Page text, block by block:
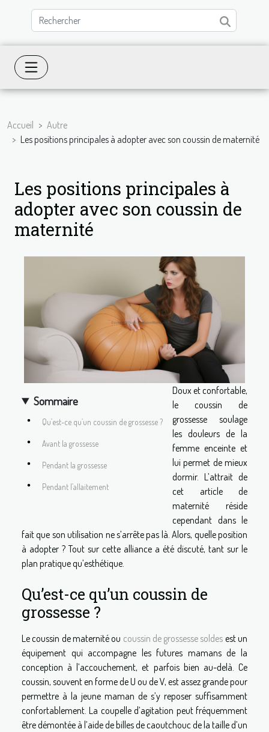
Accueil
Autre
Les positions principales à adopter avec son coussin de maternité
Les positions principales à
adopter avec son coussin de
maternité
Sommaire
Qu’est-ce qu’un coussin de grossesse ?
Avant la grossesse
Pendant la grossesse
Pendant l’allaitement
Doux et confortable,
le coussin de
grossesse soulage
les douleurs de la
femme enceinte et
lui permet de mieux
dormir. L’attrait de
cet article de
maternité réside
cependant dans le
fait que son utilisation ne s’arrête pas là. Alors, quelle position
à adopter ? Tout sur cette alliance a été discuté, tant sur le
plan pratique qu’esthétique.
Qu’est-ce qu’un coussin de
grossesse ?
Le coussin de maternité ou coussin de grossesse soldes est un
équipement qui accompagne les futures mamans de la
conception à l’accouchement, et parfois bien au-delà. Ce
coussin, souvent en forme de U ou de V, est assez grande pour
permettre à la jeune maman de s’y reposer suffisamment
confortablement. La coupelle d’agitation peut fréquemment
être démontée à l’aide de billes de caoutchouc de la taille d’un